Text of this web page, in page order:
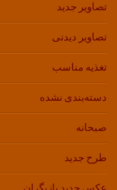
تصاویر جدید
تصاویر دیدنی
تغذیه مناسب
دسته‌بندی نشده
صبحانه
طرح جدید